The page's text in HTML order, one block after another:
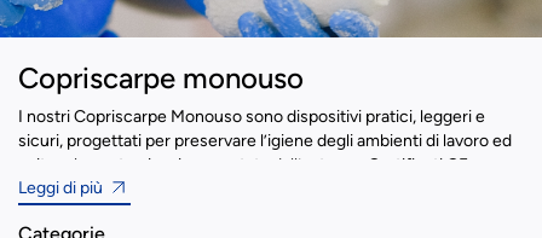
Copriscarpe monouso
I nostri Copriscarpe Monouso sono dispositivi pratici, leggeri e
sicuri, progettati per preservare l’igiene degli ambienti di lavoro ed
evitare la contaminazione portata dall’esterno. Certificati CE e
classificati come Dispositivi di Protezione Individuale (DPI) di 1ª
Leggi di più